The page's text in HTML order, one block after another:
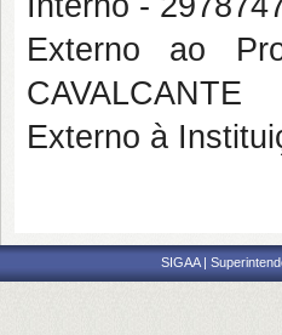
Externo ao
CAVALCANTE
Externo à
SIGAA |